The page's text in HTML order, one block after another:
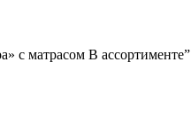
с матрасом В ассортименте”